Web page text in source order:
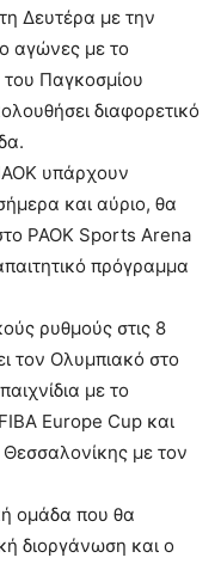
Δευτέρα με την
αγώνες με το
Παγκοσμίου
διαφορετικό
υπάρχουν
και αύριο, θα
PAOK Sports Arena
πρόγραμμα
ρυθμούς στις 8
τον Ολυμπιακό στο
με το
Europe Cup και
Θεσσαλονίκης με τον
ομάδα που θα
διοργάνωση και ο